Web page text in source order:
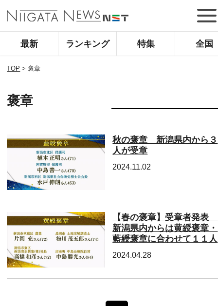
最新 ランキング 特集 全国
TOP >褒章
褒章
秋の褒章 新潟県内から３
人が受章
2024.11.02
【春の褒章】受章者発表
新潟県内からは黄綬褒章・
藍綬褒章に合わせて１１人
2024.04.28